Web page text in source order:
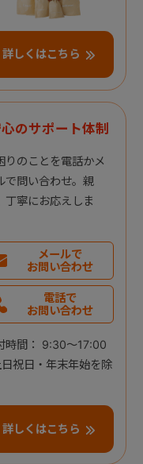
詳しくはこちら
のサポート体制
りのことを電話かメ
で問い合わせ。親
丁寧にお応えしま
メールで
お問い合わせ
電話で
お問い合わせ
時間： 9:30～17:00
祝日・年末年始を除
詳しくはこちら